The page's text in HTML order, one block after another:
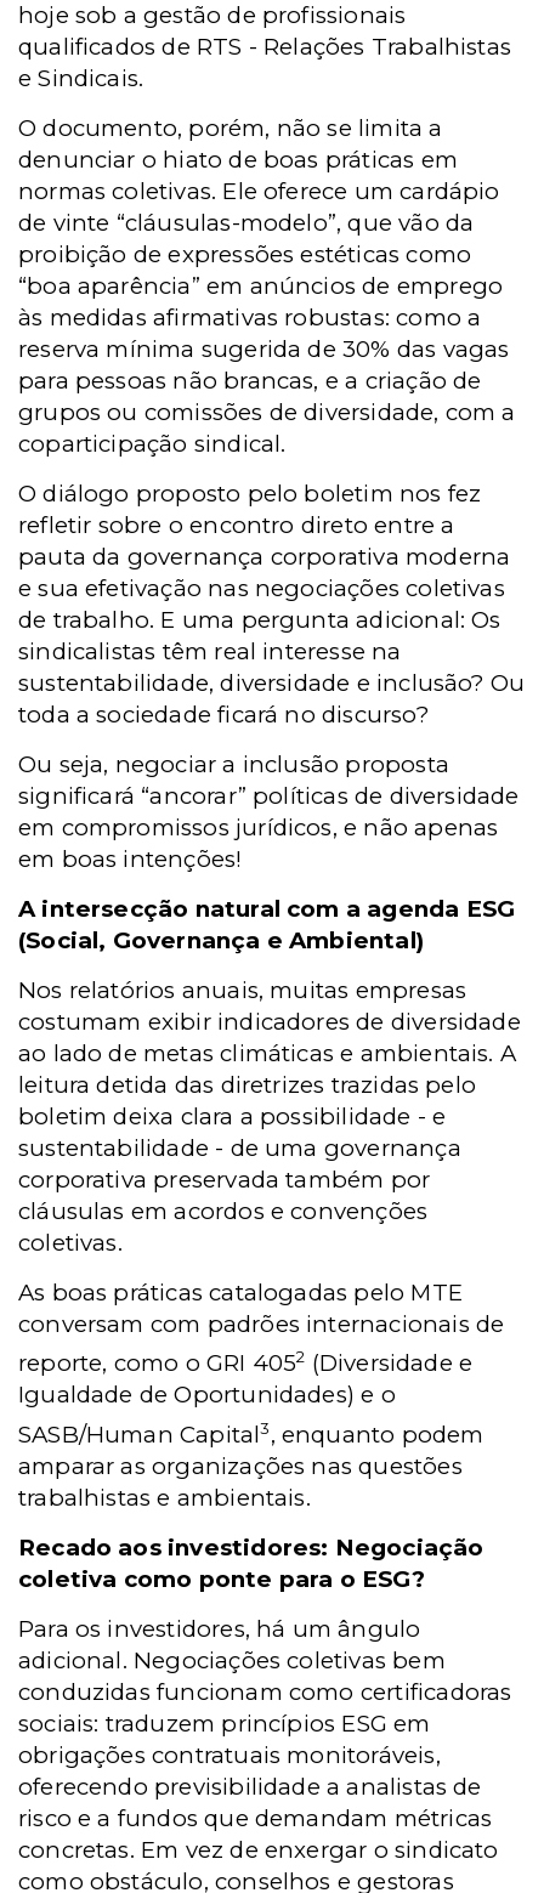
hoje sob a gestão de profissionais
qualificados de RTS - Relações Trabalhistas
e Sindicais.
O documento, porém, não se limita a
denunciar o hiato de boas práticas em
normas coletivas. Ele oferece um cardápio
de vinte “cláusulas-modelo”, que vão da
proibição de expressões estéticas como
“boa aparência” em anúncios de emprego
às medidas afirmativas robustas: como a
reserva mínima sugerida de 30% das vagas
para pessoas não brancas, e a criação de
grupos ou comissões de diversidade, com a
coparticipação sindical.
O diálogo proposto pelo boletim nos fez
refletir sobre o encontro direto entre a
pauta da governança corporativa moderna
e sua efetivação nas negociações coletivas
de trabalho. E uma pergunta adicional: Os
sindicalistas têm real interesse na
sustentabilidade, diversidade e inclusão? Ou
toda a sociedade ficará no discurso?
Ou seja, negociar a inclusão proposta
significará “ancorar” políticas de diversidade
em compromissos jurídicos, e não apenas
em boas intenções!
A intersecção natural com a agenda ESG
(Social, Governança e Ambiental)
Nos relatórios anuais, muitas empresas
costumam exibir indicadores de diversidade
ao lado de metas climáticas e ambientais. A
leitura detida das diretrizes trazidas pelo
boletim deixa clara a possibilidade - e
sustentabilidade - de uma governança
corporativa preservada também por
cláusulas em acordos e convenções
coletivas.
As boas práticas catalogadas pelo MTE
conversam com padrões internacionais de
reporte, como o GRI 4052 (Diversidade e
Igualdade de Oportunidades) e o
SASB/Human Capital3, enquanto podem
amparar as organizações nas questões
trabalhistas e ambientais.
Recado aos investidores: Negociação
coletiva como ponte para o ESG?
Para os investidores, há um ângulo
adicional. Negociações coletivas bem
conduzidas funcionam como certificadoras
sociais: traduzem princípios ESG em
obrigações contratuais monitoráveis,
oferecendo previsibilidade a analistas de
risco e a fundos que demandam métricas
concretas. Em vez de enxergar o sindicato
como obstáculo, conselhos e gestoras